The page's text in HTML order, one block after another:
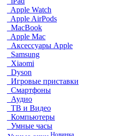
Apple Watch
Apple AirPods
MacBook
Apple Mac
Аксессуары Apple
Samsung
Xiaomi
Dyson
Игровые приставки
Смартфоны
Аудио
ТВ и Видео
Компьютеры
Умные часы
Новинка